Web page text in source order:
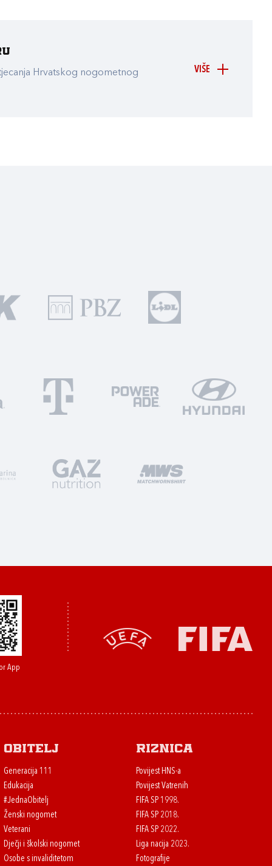
VIŠE
Hrvatskog nogometnog
App
Obitelj
Generacija 111
Edukacija
#JednaObitelj
Ženski nogomet
Veterani
Dječji i školski nogomet
Osobe s invaliditetom
Riznica
Povijest HNS-a
Povijest Vatrenih
FIFA SP 1998.
FIFA SP 2018.
FIFA SP 2022.
Liga nacija 2023.
Fotografije